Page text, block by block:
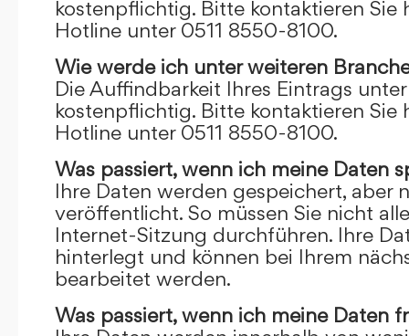
kostenpflichtig. Bitte kontaktieren Sie
Hotline unter 0511 8550-8100.
Wie werde ich unter weiteren
Die Auffindbarkeit Ihres Eintrags
kostenpflichtig. Bitte kontaktieren Sie
Hotline unter 0511 8550-8100.
Was passiert, wenn ich meine Daten
Ihre Daten werden gespeichert, aber
veröffentlicht. So müssen Sie nicht
Internet-Sitzung durchführen. Ihre
hinterlegt und können bei Ihrem
bearbeitet werden.
Was passiert, wenn ich meine Daten